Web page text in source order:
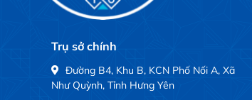
Trụ sở chính
Đường B4, Khu B, KCN Phố Nối A, Xã
Như Quỳnh, Tỉnh Hưng Yên